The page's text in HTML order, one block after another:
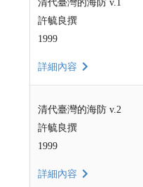
清代臺灣的海防 v.1
許毓良撰
1999
詳細內容
清代臺灣的海防 v.2
許毓良撰
1999
詳細內容